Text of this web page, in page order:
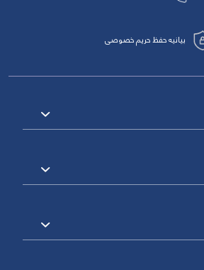
بیانیه حفظ حریم خصوصی